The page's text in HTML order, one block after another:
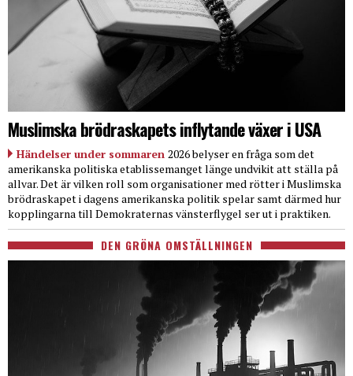
Muslimska brödraskapets inflytande växer i USA
Händelser under sommaren 2026 belyser en fråga som det
amerikanska politiska etablissemanget länge undvikit att ställa på
allvar. Det är vilken roll som organisationer med rötter i Muslimska
brödraskapet i dagens amerikanska politik spelar samt därmed hur
kopplingarna till Demokraternas vänsterflygel ser ut i praktiken.
DEN GRÖNA OMSTÄLLNINGEN